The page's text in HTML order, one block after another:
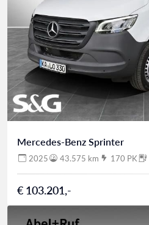
Mercedes-Benz Sprinter
2025 43.575 km 170 PK
€ 103.201,-